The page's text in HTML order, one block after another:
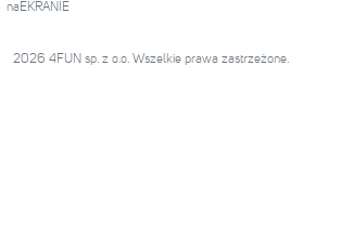
naEKRANIE
2026 4FUN sp. z o.o. Wszelkie prawa zastrzeżone.